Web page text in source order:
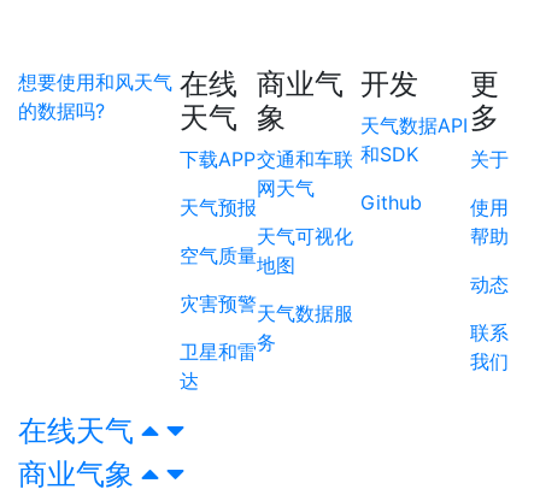
想要使用和风天气
的数据吗?
在线
天气
下载APP
天气预报
空气质量
灾害预警
卫星和雷
达
商业气
象
交通和车联
网天气
天气可视化
地图
天气数据服
务
开发
天气数据API
和SDK
Github
更
多
关于
使用
帮助
动态
联系
我们
在线天气
商业气象